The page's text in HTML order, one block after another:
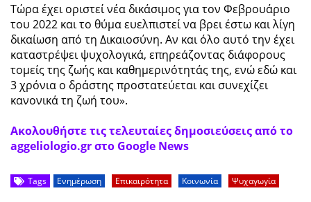
Τώρα έχει οριστεί νέα δικάσιμος για τον Φεβρουάριο
του 2022 και το θύμα ευελπιστεί να βρει έστω και λίγη
δικαίωση από τη Δικαιοσύνη. Αν και όλο αυτό την έχει
καταστρέψει ψυχολογικά, επηρεάζοντας διάφορους
τομείς της ζωής και καθημερινότητάς της, ενώ εδώ και
3 χρόνια ο δράστης προστατεύεται και συνεχίζει
κανονικά τη ζωή του».
Ακολουθήστε τις τελευταίες δημοσιεύσεις από το
aggeliologio.gr στο Google News
Tags Ενημέρωση Επικαιρότητα Κοινωνία Ψυχαγωγία